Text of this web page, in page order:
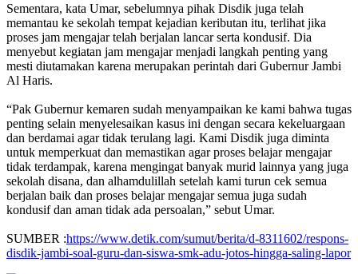
Sementara, kata Umar, sebelumnya pihak Disdik juga telah
memantau ke sekolah tempat kejadian keributan itu, terlihat jika
proses jam mengajar telah berjalan lancar serta kondusif. Dia
menyebut kegiatan jam mengajar menjadi langkah penting yang
mesti diutamakan karena merupakan perintah dari Gubernur Jambi
Al Haris.
“Pak Gubernur kemaren sudah menyampaikan ke kami bahwa tugas
penting selain menyelesaikan kasus ini dengan secara kekeluargaan
dan berdamai agar tidak terulang lagi. Kami Disdik juga diminta
untuk memperkuat dan memastikan agar proses belajar mengajar
tidak terdampak, karena mengingat banyak murid lainnya yang juga
sekolah disana, dan alhamdulillah setelah kami turun cek semua
berjalan baik dan proses belajar mengajar semua juga sudah
kondusif dan aman tidak ada persoalan,” sebut Umar.
SUMBER :https://www.detik.com/sumut/berita/d-8311602/respons-
disdik-jambi-soal-guru-dan-siswa-smk-adu-jotos-hingga-saling-lapor